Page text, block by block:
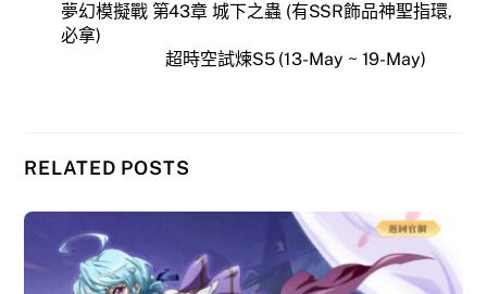
夢幻模擬戰 第43章 城下之蟲 (有SSR飾品神聖指環,
必拿)
超時空試煉S5 (13-May ~ 19-May)
RELATED POSTS